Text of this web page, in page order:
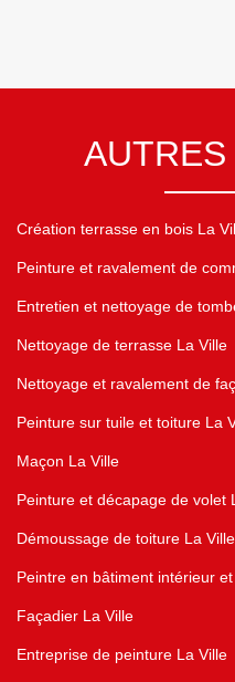
Création terrasse en bois La
Peinture et ravalement de
Entretien et nettoyage de
Nettoyage de terrasse La Ville
Nettoyage et ravalement de
Peinture sur tuile et toiture La
Maçon La Ville
Peinture et décapage de volet
Démoussage de toiture La Ville
Peintre en bâtiment intérieur
Façadier La Ville
Entreprise de peinture La Ville